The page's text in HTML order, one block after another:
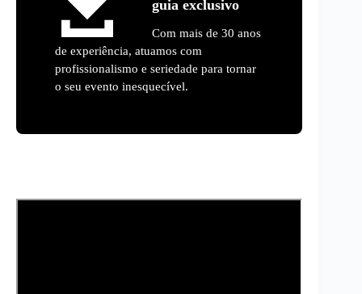
guia exclusivo
Com mais de 30 anos
de experiência, atuamos com
profissionalismo e seriedade para tornar
o seu evento inesquecível.